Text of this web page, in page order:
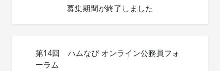
募集期間が終了しました
第14回 ハムなび オンライン公務員フォ
ーラム